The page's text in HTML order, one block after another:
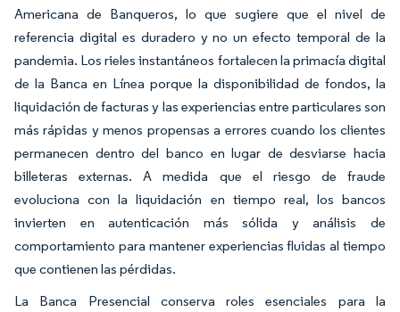
Americana de Banqueros, lo que sugiere que el nivel de
referencia digital es duradero y no un efecto temporal de la
pandemia. Los rieles instantáneos fortalecen la primacía digital
de la Banca en Línea porque la disponibilidad de fondos, la
liquidación de facturas y las experiencias entre particulares son
más rápidas y menos propensas a errores cuando los clientes
permanecen dentro del banco en lugar de desviarse hacia
billeteras externas. A medida que el riesgo de fraude
evoluciona con la liquidación en tiempo real, los bancos
invierten en autenticación más sólida y análisis de
comportamiento para mantener experiencias fluidas al tiempo
que contienen las pérdidas.
La Banca Presencial conserva roles esenciales para la